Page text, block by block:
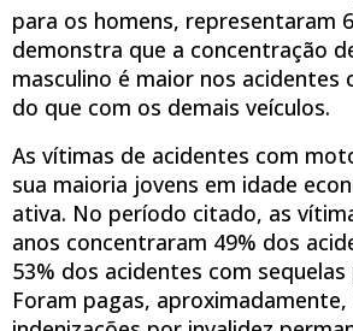
para os homens, representaram
demonstra que a concentração
masculino é maior nos acidentes
do que com os demais veículos.
As vítimas de acidentes com
sua maioria jovens em idade
ativa. No período citado, as
anos concentraram 49% dos
53% dos acidentes com
Foram pagas, aproximadamente,